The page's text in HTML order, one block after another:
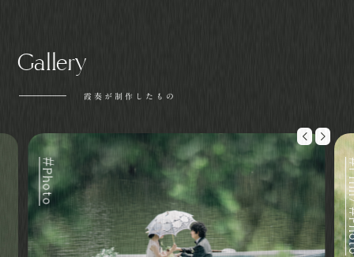
HOME
Gallery
霞奏が制作したもの
#Photo #Film/#Photo